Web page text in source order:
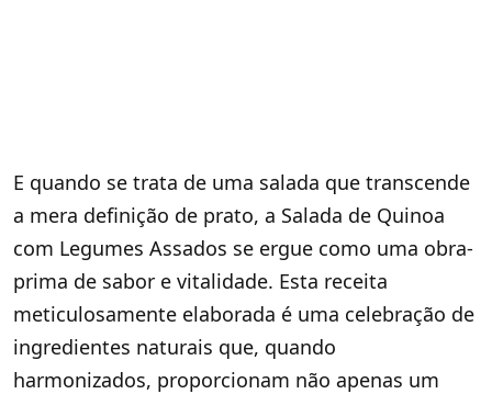
E quando se trata de uma salada que transcende
a mera definição de prato, a Salada de Quinoa
com Legumes Assados se ergue como uma obra-
prima de sabor e vitalidade. Esta receita
meticulosamente elaborada é uma celebração de
ingredientes naturais que, quando
harmonizados, proporcionam não apenas um